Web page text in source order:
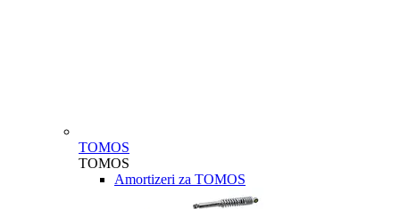
TOMOS
TOMOS
Amortizeri za TOMOS